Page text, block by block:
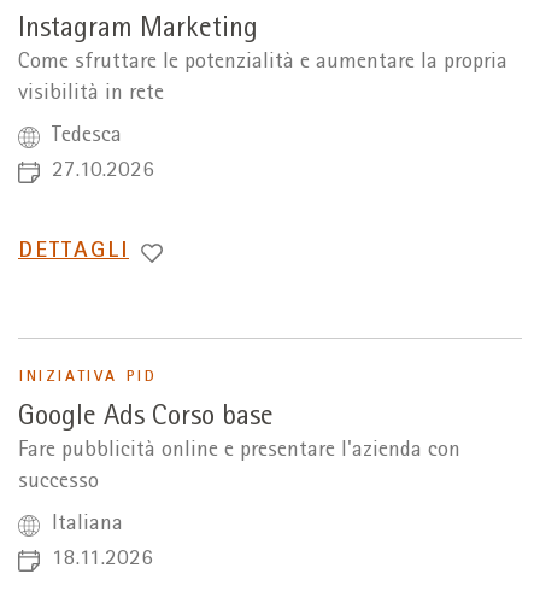
Instagram Marketing
Come sfruttare le potenzialità e aumentare la propria
visibilità in rete
Tedesca
27.10.2026
PASSA
DETTAGLI
INIZIATIVA PID
Google Ads Corso base
Fare pubblicità online e presentare l'azienda con
successo
Italiana
18.11.2026